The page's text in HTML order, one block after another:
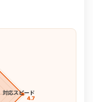
対応スピード
4.7